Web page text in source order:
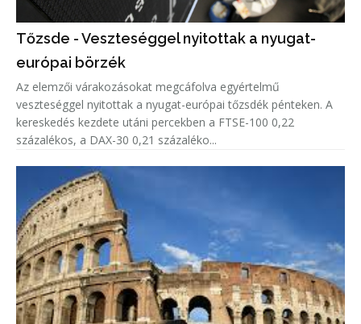
Tőzsde - Veszteséggel nyitottak a nyugat-
európai börzék
Az elemzői várakozásokat megcáfolva egyértelmű
veszteséggel nyitottak a nyugat-európai tőzsdék pénteken. A
kereskedés kezdete utáni percekben a FTSE-100 0,22
százalékos, a DAX-30 0,21 százaléko...